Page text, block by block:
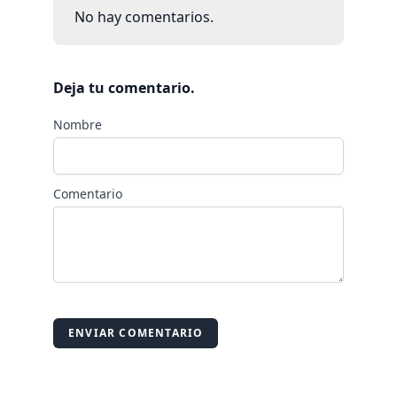
No hay comentarios.
Deja tu comentario.
Nombre
Comentario
ENVIAR COMENTARIO